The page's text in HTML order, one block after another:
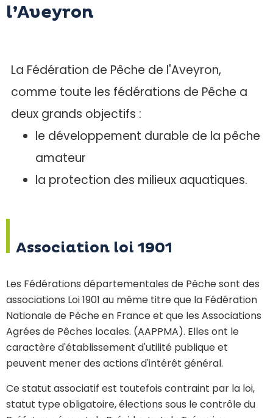
l’Aveyron
La Fédération de Pêche de l'Aveyron,
comme toute les fédérations de Pêche a
deux grands objectifs :
le développement durable de la pêche
amateur
la protection des milieux aquatiques.
Association loi 1901
Les Fédérations départementales de Pêche sont des
associations Loi 1901 au même titre que la Fédération
Nationale de Pêche en France et que les Associations
Agrées de Pêches locales. (AAPPMA). Elles ont le
caractère d'établissement d'utilité publique et
peuvent mener des actions d'intérêt général.
Ce statut associatif est toutefois contraint par la loi,
statut type obligatoire, élections sous le contrôle du